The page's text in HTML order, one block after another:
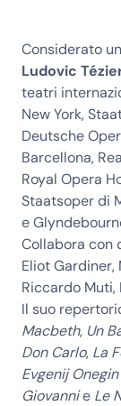
Considerato
Ludovic
teatri
New York,
Deutsche
Barcellona,
Royal Opera
Staatsoper di
e
Collabora con
Eliot Gardiner,
Riccardo
Il suo
Macbeth, Un
Don Carlo, La
Evgenij Onegin
Giovannie Le